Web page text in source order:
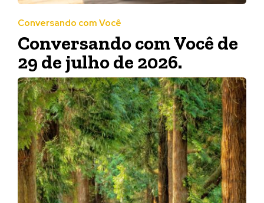
Conversando com Você
Conversando com Você de
29 de julho de 2026.